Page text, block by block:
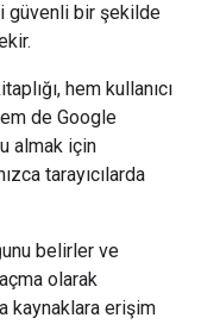
güvenli bir şekilde
hem kullanıcı
de Google
almak için
tarayıcılarda
belirler ve
olarak
kaynaklara erişim